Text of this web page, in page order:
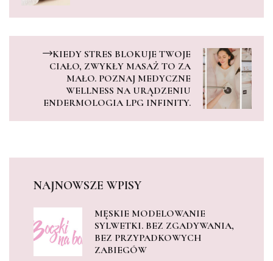
KIEDY STRES BLOKUJE TWOJE
CIAŁO, ZWYKŁY MASAŻ TO ZA
MAŁO. POZNAJ MEDYCZNE
WELLNESS NA URĄDZENIU
ENDERMOLOGIA LPG INFINITY.
NAJNOWSZE WPISY
MĘSKIE MODELOWANIE
SYLWETKI. BEZ ZGADYWANIA,
BEZ PRZYPADKOWYCH
ZABIEGÓW